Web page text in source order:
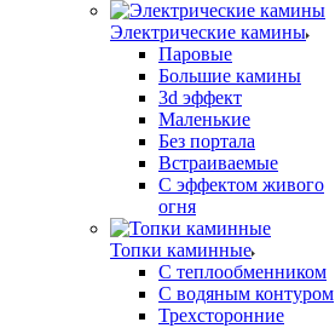
Электрические камины
Паровые
Большие камины
3d эффект
Маленькие
Без портала
Встраиваемые
С эффектом живого
огня
Топки каминные
С теплообменником
С водяным контуром
Трехсторонние